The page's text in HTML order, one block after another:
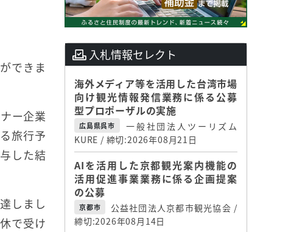
できま
ー企業
旅行予
した結
しまし
で受け
入札情報セレクト
海外メディア等を活用した台湾市場
向け観光情報発信業務に係る公募
型プロポーザルの実施
広島県呉市
一般社団法人ツーリズム
KURE / 締切:2026年08月21日
AIを活用した京都観光案内機能の
活用促進事業業務に係る企画提案
の公募
京都市
公益社団法人京都市観光協会 /
締切:2026年08月14日